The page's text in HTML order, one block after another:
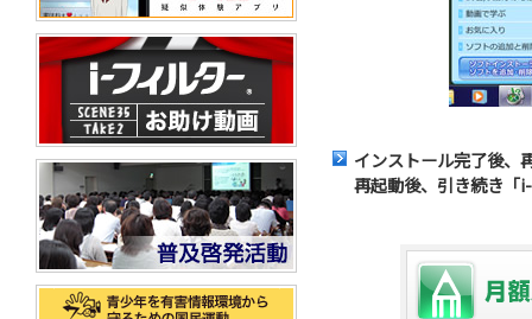
インストール完了後、
再起動後、引き続き「